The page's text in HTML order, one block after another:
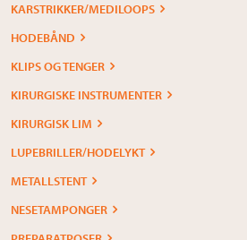
KARSTRIKKER/MEDILOOPS
HODEBÅND
KLIPS OG TENGER
KIRURGISKE INSTRUMENTER
KIRURGISK LIM
LUPEBRILLER/HODELYKT
METALLSTENT
NESETAMPONGER